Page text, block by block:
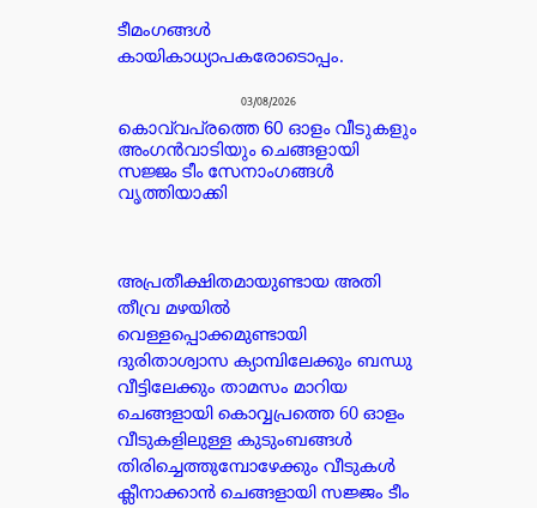
ടീമംഗങ്ങൾ
കായികാധ്യാപകരോടൊപ്പം.
03/08/2026
കൊവ്വപ്രത്തെ 60 ഓളം വീടുകളും
അംഗൻവാടിയും ചെങ്ങളായി
സജ്ജം ടീം സേനാംഗങ്ങൾ
വൃത്തിയാക്കി
അപ്രതീക്ഷിതമായുണ്ടായ അതി
തീവ്ര മഴയിൽ
വെള്ളപ്പൊക്കമുണ്ടായി
ദുരിതാശ്വാസ ക്യാമ്പിലേക്കും ബന്ധു
വീട്ടിലേക്കും താമസം മാറിയ
ചെങ്ങളായി കൊവ്വപ്രത്തെ 60 ഓളം
വീടുകളിലുള്ള കുടുംബങ്ങൾ
തിരിച്ചെത്തുമ്പോഴേക്കും വീടുകൾ
ക്ലീനാക്കാൻ ചെങ്ങളായി സജ്ജം ടീം